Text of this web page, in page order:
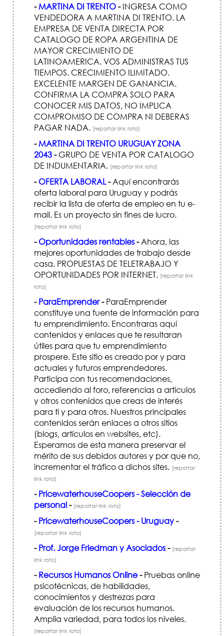
- MARTINA DI TRENTO-INGRESA COMO
VENDEDORA A MARTINA DI TRENTO. LA
EMPRESA DE VENTA DIRECTA POR
CATALOGO DE ROPA ARGENTINA DE
MAYOR CRECIMIENTO DE
LATINOAMERICA. VOS ADMINISTRAS TUS
TIEMPOS. CRECIMIENTO ILIMITADO.
EXCELENTE MARGEN DE GANANCIA.
CONFIRMA LA COMPRA SOLO PARA
CONOCER MIS DATOS, NO IMPLICA
COMPROMISO DE COMPRA NI DEBERAS
PAGAR NADA. [reportar link roto]
- MARTINA DI TRENTO URUGUAY ZONA
2043-GRUPO DE VENTA POR CATALOGO
DE INDUMENTARIA. [reportar link roto]
- OFERTA LABORAL-Aquí encontrarás
oferta laboral para Uruguay y podrás
recibir la lista de oferta de empleo en tu e-
mail. Es un proyecto sin fines de lucro.
[reportar link roto]
- Oportunidades rentables-Ahora, las
mejores oportunidades de trabajo desde
casa. PROPUESTAS DE TELETRABAJO Y
OPORTUNIDADES POR INTERNET. [reportar link
roto]
- ParaEmprender-ParaEmprender
constituye una fuente de información para
tu emprendimiento. Encontraras aquí
contenidos y enlaces que te resultaran
útiles para que tu emprendimiento
prospere. Este sitio es creado por y para
actuales y futuros emprendedores.
Participa con tus recomendaciones,
accediendo al foro, referencias a artículos
y otros contenidos que creas de interés
para ti y para otros. Nuestros principales
contenidos serán enlaces a otros sitios
(blogs, artículos en websites, etc).
Esperamos de esta manera preservar el
mérito de sus debidos autores y por que no,
incrementar el tráfico a dichos sites. [reportar
link roto]
- PricewaterhouseCoopers - Selección de
personal- [reportar link roto]
- PricewaterhouseCoopers - Uruguay-
[reportar link roto]
- Prof. Jorge Friedman y Asociados- [reportar
link roto]
- Recursos Humanos Online-Pruebas online
psicotécnicas, de habilidades,
conocimientos y destrezas para
evaluación de los recursos humanos.
Amplia variedad, para todos los niveles.
[reportar link roto]